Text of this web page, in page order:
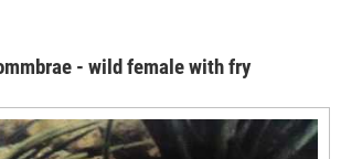
- wild female with fry